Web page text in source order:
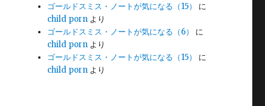
ゴールドスミス・ノートが気になる（15）
に
child porn より
ゴールドスミス・ノートが気になる（6）
に
child porn より
ゴールドスミス・ノートが気になる（15）
に
child porn より